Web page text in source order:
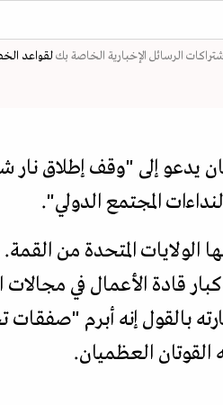
الرسائل الإخبارية الخاصة بكلقواعد
يدعو إلى "وقف إطلاق
المجتمع الدولي".
الولايات المتحدة من
قادة الأعمال في مجالات
بالقول إنه أبرم "صفقات
العظميان.